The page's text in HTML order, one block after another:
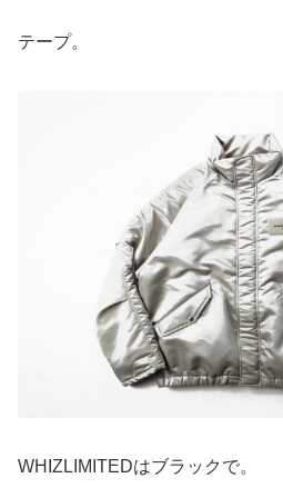
テープ。
WHIZLIMITEDはブラックで。